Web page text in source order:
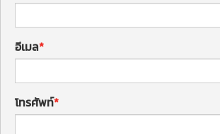
อีเมล
โทรศัพท์